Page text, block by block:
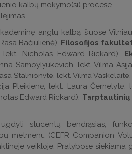
kalbų mokymo(si) procese
anglų kalbą šiuose
Bačiulienė), Filosofijos
lekt. Nicholas Edward Rickard),
Samoylyukevich, lekt. Vilma
Stalnionytė, lekt. Vilma
Pleikienė, lekt. Laura Černelytė,
Edward Rickard), Tarptautinių
studentų bendrąsias,
metmenų (CEFR Companion
veikloje. Pratybose siekiama